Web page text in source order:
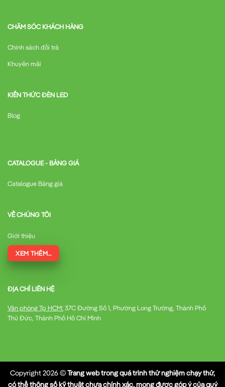
CHĂM SÓC KHÁCH HÀNG
Chính sách đổi trả
Khuyến mãi
KIẾN THỨC ĐÈN LED
Blog
CATALOGUE - BẢNG GIÁ
Catalogue Bảng giá
VỀ CHÚNG TÔI
Giới thiệu
XEM THÊM...
ĐỊA CHỈ LIÊN HỆ
Văn phòng Tp HCM: 37C Đường Số 1, Phường Long Trường, Thành Phố
Thủ Đức, Thành Phố Hồ Chí Minh
Copyright 2026 ©Trang web trong quá trình thử nghiệm chạy thử,
có thể thông số kỹ thuật chưa chính xác, mong được góp ý của quý